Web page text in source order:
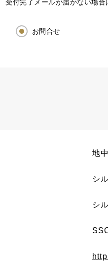
受付完了メールが届かない場
お問合せ
地
シ
シ